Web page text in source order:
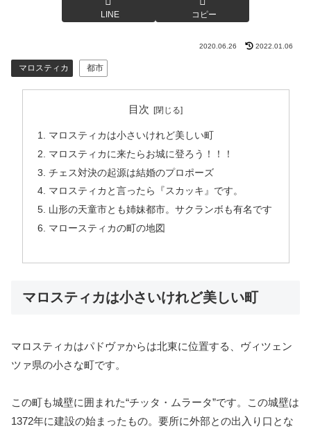
LINE コピー
2020.06.26 2022.01.06
マロスティカ 都市
目次
マロスティカは小さいけれど美しい町
マロスティカに来たらお城に登ろう！！！
チェス対決の起源は結婚のプロポーズ
マロスティカと言ったら『スカッキ』です。
山形の天童市とも姉妹都市。サクランボも有名です
マロースティカの町の地図
マロスティカは小さいけれど美しい町
マロスティカはパドヴァからは北東に位置する、ヴィツェン
ツァ県の小さな町です。
この町も城壁に囲まれた“チッタ・ムラータ”です。この城壁は
1372年に建設の始まったもの。要所に外部との出入り口とな